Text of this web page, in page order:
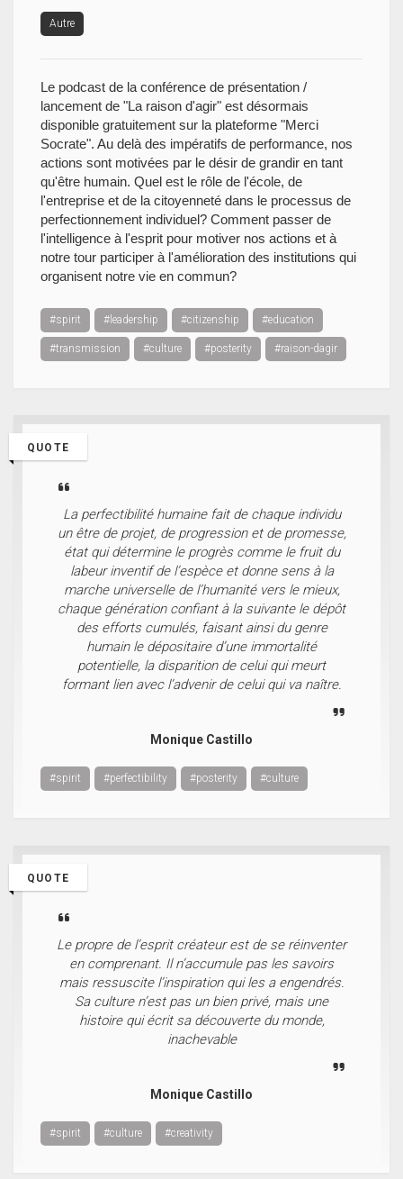
Autre
Le podcast de la conférence de présentation /
lancement de "La raison d'agir" est désormais
disponible gratuitement sur la plateforme "Merci
Socrate". Au delà des impératifs de performance, nos
actions sont motivées par le désir de grandir en tant
qu'être humain. Quel est le rôle de l'école, de
l'entreprise et de la citoyenneté dans le processus de
perfectionnement individuel? Comment passer de
l'intelligence à l'esprit pour motiver nos actions et à
notre tour participer à l'amélioration des institutions qui
organisent notre vie en commun?
#spirit #leadership #citizenship #education
#transmission #culture #posterity #raison-dagir
QUOTE
La perfectibilité humaine fait de chaque individu
un être de projet, de progression et de promesse,
état qui détermine le progrès comme le fruit du
labeur inventif de l’espèce et donne sens à la
marche universelle de l’humanité vers le mieux,
chaque génération confiant à la suivante le dépôt
des efforts cumulés, faisant ainsi du genre
humain le dépositaire d’une immortalité
potentielle, la disparition de celui qui meurt
formant lien avec l’advenir de celui qui va naître.
Monique Castillo
#spirit #perfectibility #posterity #culture
QUOTE
Le propre de l’esprit créateur est de se réinventer
en comprenant. Il n’accumule pas les savoirs
mais ressuscite l’inspiration qui les a engendrés.
Sa culture n’est pas un bien privé, mais une
histoire qui écrit sa découverte du monde,
inachevable
Monique Castillo
#spirit #culture #creativity